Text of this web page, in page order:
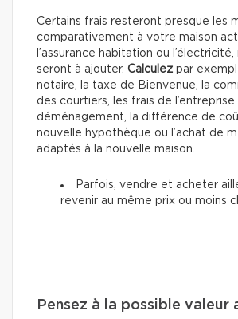
Certains frais resteront presque les
comparativement à votre maison
l’assurance habitation ou l’électricité,
seront à ajouter. Calculez par
notaire, la taxe de Bienvenue, la
des courtiers, les frais de l’entreprise
déménagement, la différence de
nouvelle hypothèque ou l’achat de
adaptés à la nouvelle maison.
Parfois, vendre et acheter
revenir au même prix ou moins
Pensez à la possible valeur